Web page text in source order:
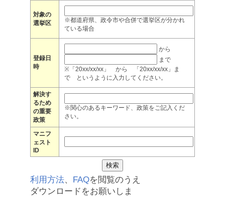
対象の
選挙区
※都道府県、政令市や合併で選挙区が分かれ
ている場合
登録日
時
から
まで
※「20xx/xx/xx」 から 「20xx/xx/xx」ま
で というように入力してください。
解決す
るため
の重要
政策
※関心のあるキーワード、政策をご記入くだ
さい。
マニフ
ェスト
ID
利用方法、 FAQを閲覧のうえ
ダウンロードをお願いしま